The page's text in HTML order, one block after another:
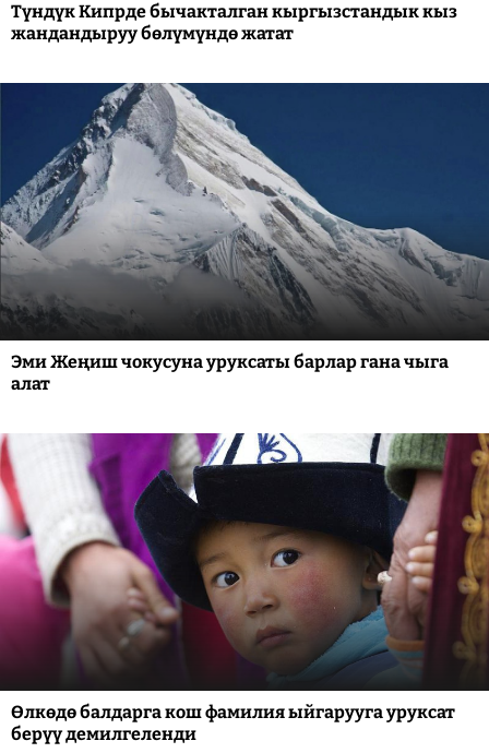
Түндүк Кипрде бычакталган кыргызстандык кыз
жандандыруу бөлүмүндө жатат
Эми Жеңиш чокусуна уруксаты барлар гана чыга
алат
Өлкөдө балдарга кош фамилия ыйгарууга уруксат
берүү демилгеленди